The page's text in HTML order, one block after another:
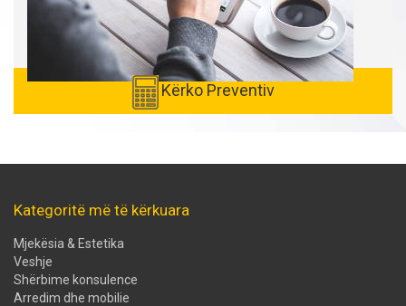
Kërko Preventiv
Kategoritë më të kërkuara
Mjekësia & Estetika
Veshje
Shërbime konsulence
Arredim dhe mobilie